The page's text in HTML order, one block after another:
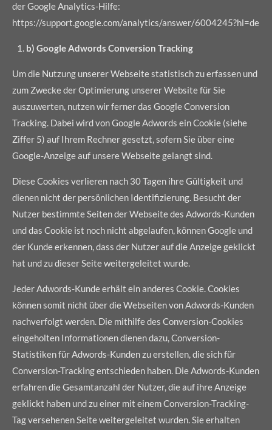
der Google Analytics-Hilfe:
https://support.google.com/analytics/answer/6004245?hl=de
b) Google Adwords Conversion Tracking
Um die Nutzung unserer Webseite statistisch zu erfassen und
zum Zwecke der Optimierung unserer Website für Sie
auszuwerten, nutzen wir ferner das Google Conversion
Tracking. Dabei wird von Google Adwords ein Cookie (siehe
Ziffer 5) auf Ihrem Rechner gesetzt, sofern Sie über eine
Google-Anzeige auf unsere Webseite gelangt sind.
Diese Cookies verlieren nach 30 Tagen ihre Gültigkeit und
dienen nicht der persönlichen Identifizierung. Besucht der
Nutzer bestimmte Seiten der Webseite des Adwords-Kunden
und das Cookie ist noch nicht abgelaufen, können Google und
der Kunde erkennen, dass der Nutzer auf die Anzeige geklickt
hat und zu dieser Seite weitergeleitet wurde.
Jeder Adwords-Kunde erhält ein anderes Cookie. Cookies
können somit nicht über die Webseiten von Adwords-Kunden
nachverfolgt werden. Die mithilfe des Conversion-Cookies
eingeholten Informationen dienen dazu, Conversion-
Statistiken für Adwords-Kunden zu erstellen, die sich für
Conversion-Tracking entschieden haben. Die Adwords-Kunden
erfahren die Gesamtanzahl der Nutzer, die auf ihre Anzeige
geklickt haben und zu einer mit einem Conversion-Tracking-
Tag versehenen Seite weitergeleitet wurden. Sie erhalten